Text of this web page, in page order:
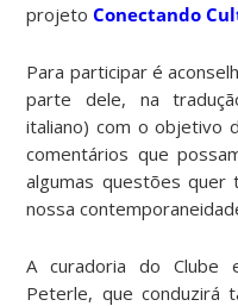
projetoConectando
Para participar é
parte dele, na
italiano) com o objetivo
comentários que
algumas questões quer
nossa
A curadoria do Clube
Peterle, que conduzirá